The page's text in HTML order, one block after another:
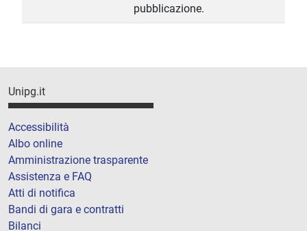
pubblicazione.
Unipg.it
Accessibilità
Albo online
Amministrazione trasparente
Assistenza e FAQ
Atti di notifica
Bandi di gara e contratti
Bilanci